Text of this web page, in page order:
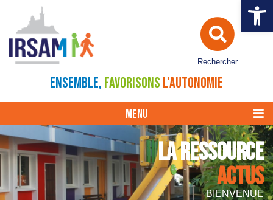
Ouvrir
Rechercher
ENSEMBLE, FAVORISONS L'AUTONOMIE
MENU
LA RESSOURCE
ACTUS
BIENVENUE